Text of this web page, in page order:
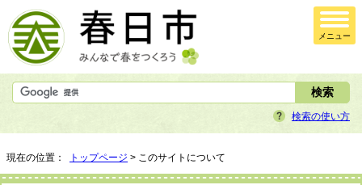
メニュー
検索の使い方
現在の位置： トップページ > このサイトについて